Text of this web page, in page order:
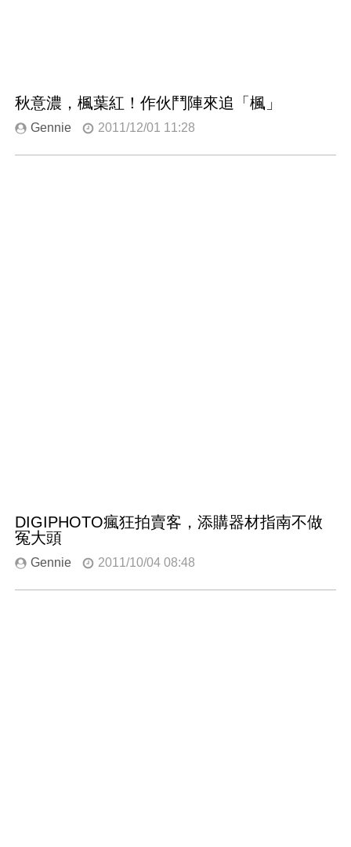
秋意濃，楓葉紅！作伙鬥陣來追「楓」
Gennie 2011/12/01 11:28
DIGIPHOTO瘋狂拍賣客，添購器材指南不做
冤大頭
Gennie 2011/10/04 08:48